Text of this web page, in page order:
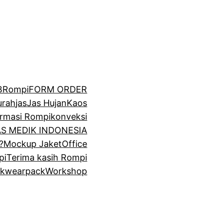
FORM ORDER
jasJas HujanKaos
Rompikonveksi
MEDIK INDONESIA
Mockup JaketOffice
Terima kasih Rompi
wearpackWorkshop